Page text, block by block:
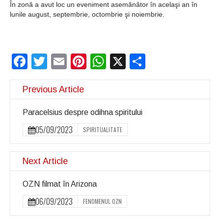
În zonă a avut loc un eveniment asemănător în acelaşi an în
lunile august, septembrie, octombrie şi noiembrie.
Facebook
Twitter
EmailPinterest
WhatsApp
X
Previous Article
Paracelsius despre odihna spiritului
05/09/2023 SPIRITUALITATE
Next Article
OZN filmat în Arizona
06/09/2023 FENOMENUL OZN